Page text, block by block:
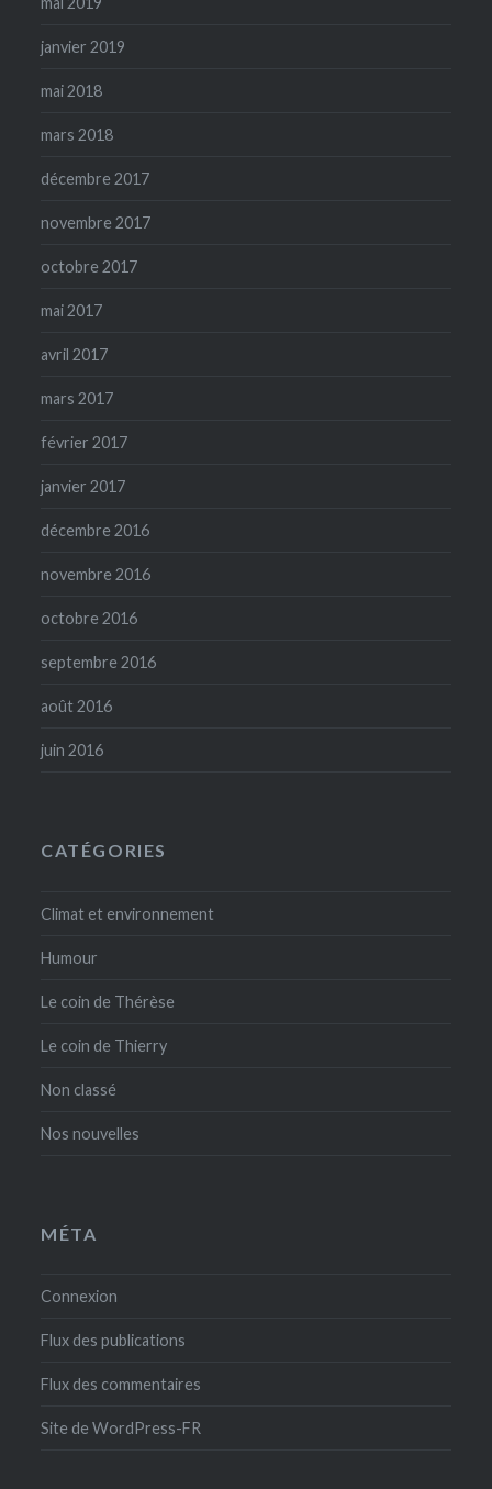
janvier 2019
mai 2018
mars 2018
décembre 2017
novembre 2017
octobre 2017
mai 2017
avril 2017
mars 2017
février 2017
janvier 2017
décembre 2016
novembre 2016
octobre 2016
septembre 2016
août 2016
juin 2016
CATÉGORIES
Climat et environnement
Humour
Le coin de Thérèse
Le coin de Thierry
Non classé
Nos nouvelles
MÉTA
Connexion
Flux des publications
Flux des commentaires
Site de WordPress-FR